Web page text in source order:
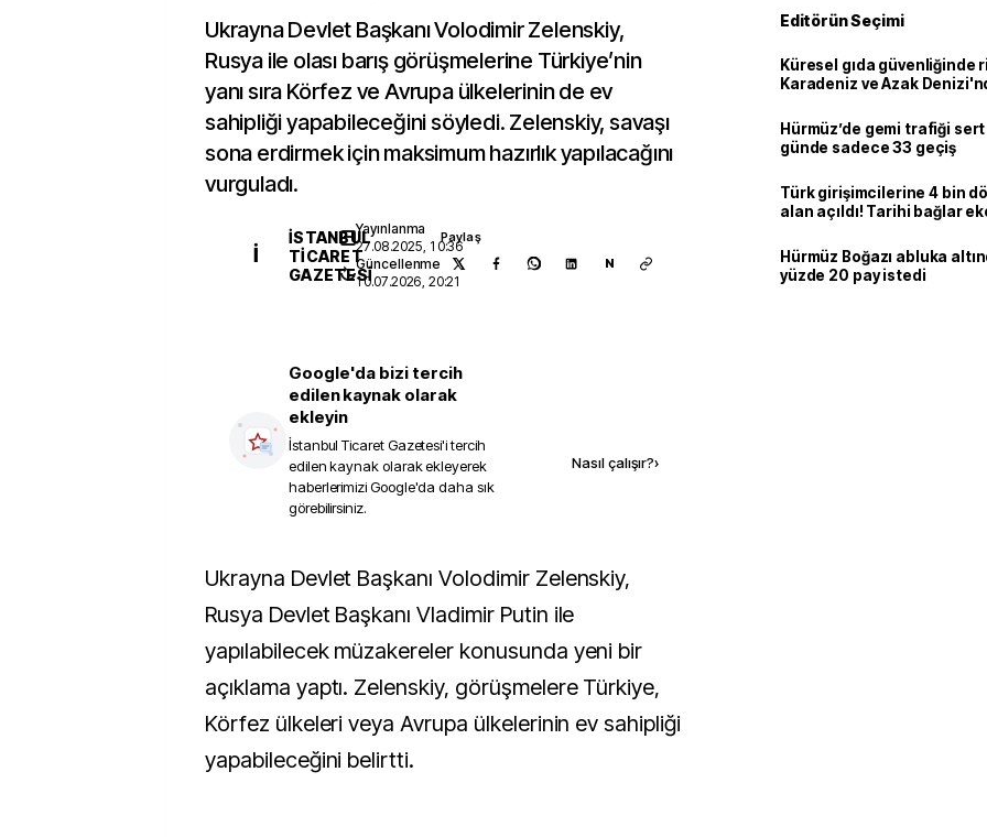
Ukrayna Devlet Başkanı Volodimir Zelenskiy,
Rusya ile olası barış görüşmelerine Türkiye’nin
yanı sıra Körfez ve Avrupa ülkelerinin de ev
sahipliği yapabileceğini söyledi. Zelenskiy, savaşı
sona erdirmek için maksimum hazırlık yapılacağını
vurguladı.
İ
İSTANBUL
TICARET
GAZETESI
Yayınlanma
27.08.2025, 10:36
Güncellenme
10.07.2026, 20:21
Paylaş
N
Google'da bizi tercih
edilen kaynak olarak
ekleyin
İstanbul Ticaret Gazetesi'i tercih
edilen kaynak olarak ekleyerek
haberlerimizi Google'da daha sık
görebilirsiniz.
Nasıl çalışır?›
Ukrayna Devlet Başkanı Volodimir Zelenskiy,
Rusya Devlet Başkanı Vladimir Putin ile
yapılabilecek müzakereler konusunda yeni bir
açıklama yaptı. Zelenskiy, görüşmelere Türkiye,
Körfez ülkeleri veya Avrupa ülkelerinin ev sahipliği
yapabileceğini belirtti.
Editörün Seçimi
Küresel gıda güvenliğinde
Karadeniz ve Azak
Hürmüz’de gemi trafiği
günde sadece 33 geçiş
Türk girişimcilerine 4 bin
alan açıldı! Tarihi bağlar
Hürmüz Boğazı abluka
yüzde 20 pay istedi